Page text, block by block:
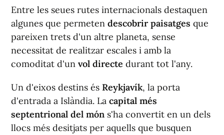
Entre les seues rutes internacionals destaquen
algunes que permeten descobrir paisatges que
pareixen trets d'un altre planeta, sense
necessitat de realitzar escales i amb la
comoditat d'un vol directe durant tot l'any.
Un d'eixos destins és Reykjavík, la porta
d'entrada a Islàndia. La capital més
septentrional del món s'ha convertit en un dels
llocs més desitjats per aquells que busquen